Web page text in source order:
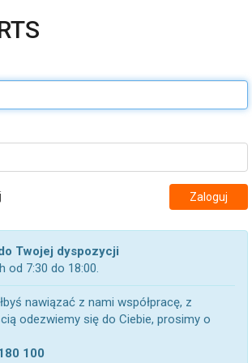
Zaloguj
Twojej dyspozycji
od 7:30 do 18:00.
nawiązać z nami współpracę, z
odezwiemy się do Ciebie, prosimy o
100